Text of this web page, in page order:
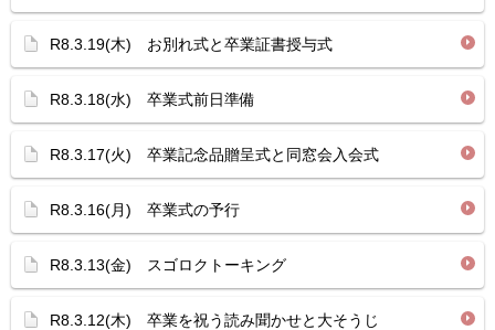
R8.3.19(木) お別れ式と卒業証書授与式
R8.3.18(水) 卒業式前日準備
R8.3.17(火) 卒業記念品贈呈式と同窓会入会式
R8.3.16(月) 卒業式の予行
R8.3.13(金) スゴロクトーキング
R8.3.12(木) 卒業を祝う読み聞かせと大そうじ